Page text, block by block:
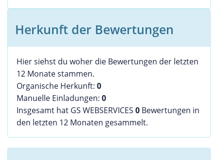
Herkunft der Bewertungen
Hier siehst du woher die Bewertungen der letzten
12 Monate stammen.
Organische Herkunft: 0
Manuelle Einladungen: 0
Insgesamt hat GS WEBSERVICES 0Bewertungen in
den letzten 12 Monaten gesammelt.